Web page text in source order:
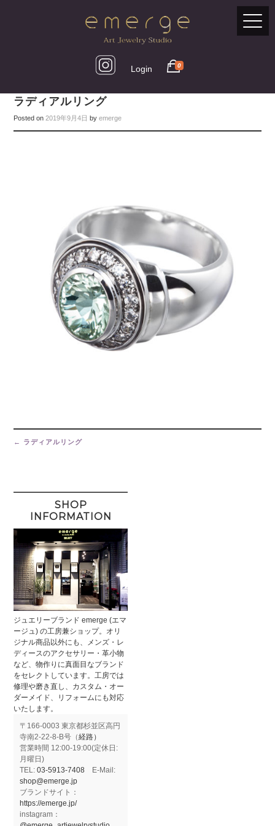
Login 0
ラディアルリング
Posted on2019年9月4日 byemerge
Post
navigation
← ラディアルリング
SHOP
INFORMATION
ジュエリーブランド emerge (エマ
ージュ) の工房兼ショップ。オリ
ジナル商品以外にも、メンズ・レ
ディースのアクセサリー・革小物
など、物作りに真面目なブランド
をセレクトしています。工房では
修理や磨き直し、カスタム・オー
ダーメイド、リフォームにも対応
いたします。
〒166-0003 東京都杉並区高円
寺南2-22-8-B号（経路）
営業時間 12:00-19:00(定休日:
月曜日)
TEL:03-5913-7408 E-Mail:
shop@emerge.jp
ブランドサイト：
https://emerge.jp/
instagram：